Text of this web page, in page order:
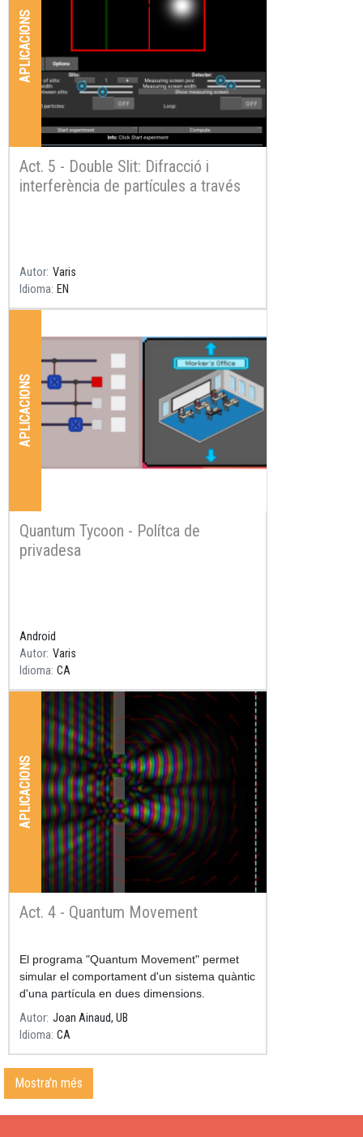
APLICACIONS
Act. 5 - Double Slit: Difracció i
interferència de partícules a través
Autor Varis
Idioma EN
APLICACIONS
Quantum Tycoon - Polítca de
privadesa
Android
Autor Varis
Idioma CA
APLICACIONS
Act. 4 - Quantum Movement
Resum
El programa "Quantum Movement" permet
simular el comportament d'un sistema quàntic
d'una partícula en dues dimensions.
Autor Joan Ainaud, UB
Idioma CA
Mostra'n més